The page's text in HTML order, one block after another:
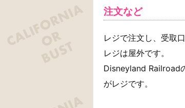
注文など
レジで注文し、受取
レジは屋外です。
Disneyland Railroad
がレジです。